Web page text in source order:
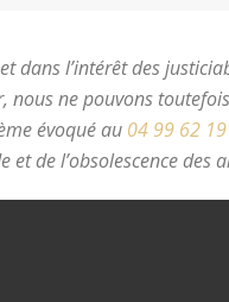
dans l’intérêt des
nous ne pouvons
évoqué au 04 99 62
de l’obsolescence des